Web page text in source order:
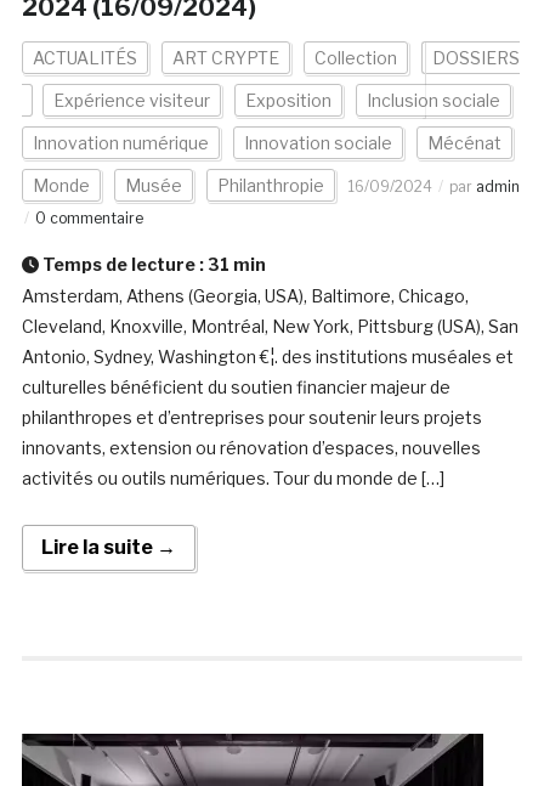
2024 (16/09/2024)
ACTUALITÉS ART CRYPTE Collection DOSSIERS
Expérience visiteur Exposition Inclusion sociale
Innovation numérique Innovation sociale Mécénat
Monde Musée Philanthropie 16/09/2024 par admin
0 commentaire
Temps de lecture : 31 min
Amsterdam, Athens (Georgia, USA), Baltimore, Chicago,
Cleveland, Knoxville, Montréal, New York, Pittsburg (USA), San
Antonio, Sydney, Washington €¦. des institutions muséales et
culturelles bénéficient du soutien financier majeur de
philanthropes et d’entreprises pour soutenir leurs projets
innovants, extension ou rénovation d’espaces, nouvelles
activités ou outils numériques. Tour du monde de […]
Lire la suite →